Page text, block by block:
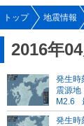
トップ 地震情報
2016年
発生時
震源地
M2.6
発生時